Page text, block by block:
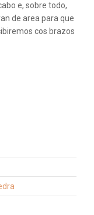
e, sobre todo,
de area para que
cos brazos